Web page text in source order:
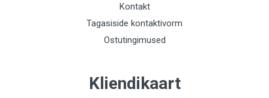
Kontakt
Tagasiside kontaktivorm
Ostutingimused
Kliendikaart